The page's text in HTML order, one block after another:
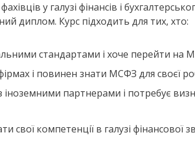
у галузі фінансів і
диплом. Курс підходить для тих, хто:
стандартами і хоче перейти на
і повинен знати МСФЗ для своєї
партнерами і потребує
компетенції в галузі фінансової